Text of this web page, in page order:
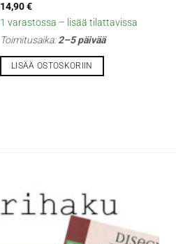
14,90€
1 varastossa – lisää tilattavissa
Toimitusaika:2–5 päivää
LISÄÄ OSTOSKORIIN